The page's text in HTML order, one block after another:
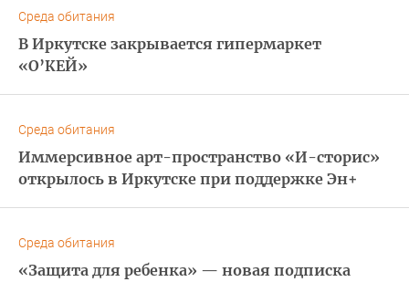
Среда обитания
В Иркутске закрывается гипермаркет
«О’КЕЙ»
Среда обитания
Иммерсивное арт-пространство «И-сторис»
открылось в Иркутске при поддержке Эн+
Среда обитания
«Защита для ребенка» — новая подписка